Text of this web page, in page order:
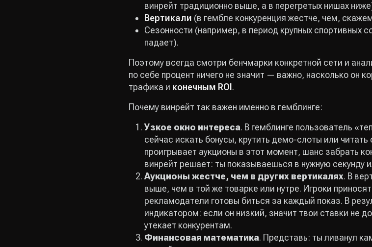
винрейт традиционно выше, а в перегретых нишах
Вертикали (в гембле конкуренция жестче, чем,
Сезонности (например, в период крупных спортивных
падает).
Поэтому всегда смотри бенчмарки конкретной сети и
по себе процент ничего не значит — важно, насколько он
трафика и конечным ROI .
Почему винрейт так важен именно в гемблинге:
Узкое окно интереса. В гемблинге пользователь
сейчас искать бонусы, крутить демо-слоты или
проигрывает аукционы в этот момент, шанс забрать
винрейт решает: ты показываешься в нужную секунду
Аукционы жестче, чем в других вертикалях. В
выше, чем в той же товарке или нутре. Игроки приносят
рекламодатели готовы биться за каждый показ. В
индикатором: если он низкий, значит твои ставки не
утекает конкурентам.
Финансовая математика. Представь: ты ливанул